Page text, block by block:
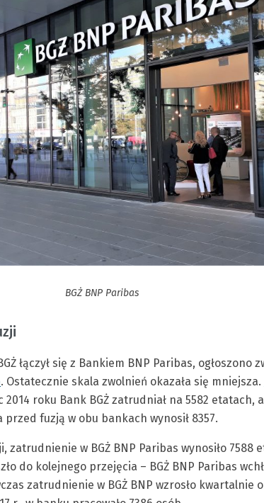
BGŻ BNP Paribas
łączył się z Bankiem BNP Paribas, ogłoszono
. Ostatecznie skala zwolnień okazała się mniejsza.
2014 roku Bank BGŻ zatrudniał na 5582 etatach,
fuzją w obu bankach wynosił 8357.
zatrudnienie w BGŻ BNP Paribas wynosiło 7588
do kolejnego przejęcia – BGŻ BNP Paribas
zatrudnienie w BGŻ BNP wzrosło kwartalnie